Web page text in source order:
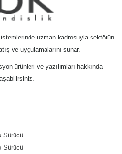
uzman kadrosuyla sektörün
ve uygulamalarını sunar.
ürünleri ve yazılımları hakkında
Sürücü
Sürücü